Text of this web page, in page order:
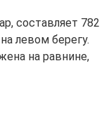
составляет 782
левом берегу.
на равнине,